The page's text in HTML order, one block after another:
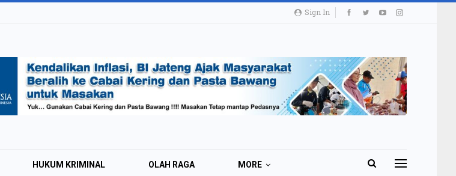
Sign In
HUKUM KRIMINAL OLAH RAGA MORE